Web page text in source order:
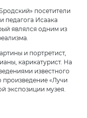
посетители
педагога Исаака
являлся одним из
и портретист,
карикатурист. На
известного
произведение «Лучи
экспозиции музея.